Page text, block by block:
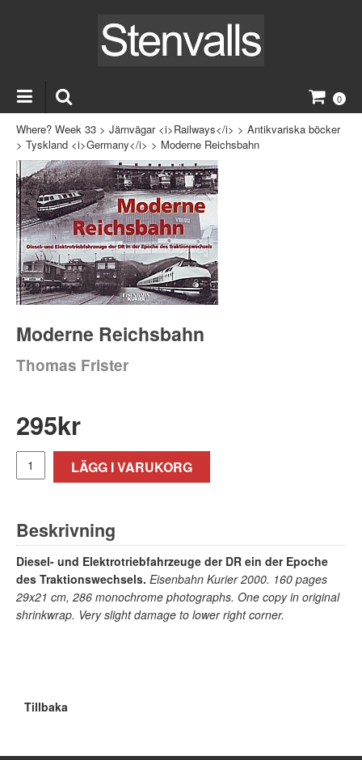
0
Where? Week 33 > Järnvägar <i>Railways</i> > Antikvariska böcker
> Tyskland <i>Germany</i> > Moderne Reichsbahn
Moderne Reichsbahn
Thomas Frister
295kr
LÄGG I VARUKORG
Beskrivning
Diesel- und Elektrotriebfahrzeuge der DR ein der Epoche
des Traktionswechsels. Eisenbahn Kurier 2000. 160 pages
29x21 cm, 286 monochrome photographs. One copy in original
shrinkwrap. Very slight damage to lower right corner.
Tillbaka